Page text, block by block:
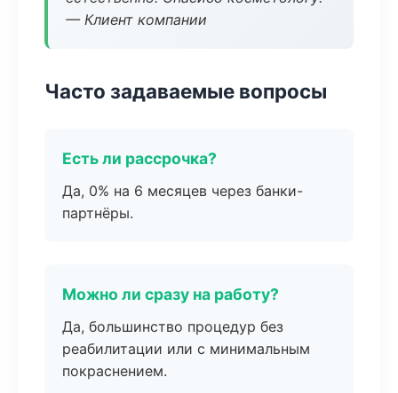
— Клиент компании
Часто задаваемые вопросы
Есть ли рассрочка?
Да, 0% на 6 месяцев через банки-
партнёры.
Можно ли сразу на работу?
Да, большинство процедур без
реабилитации или с минимальным
покраснением.